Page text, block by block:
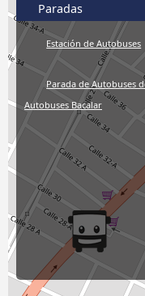
Paradas
Estación de Autobuses
Parada de Autobuses
Autobuses Bacalar